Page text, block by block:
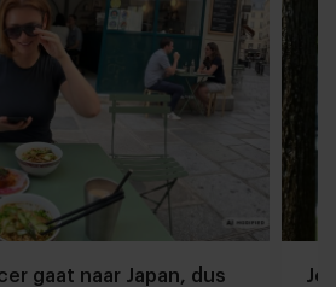
gaat naar Japan, dus